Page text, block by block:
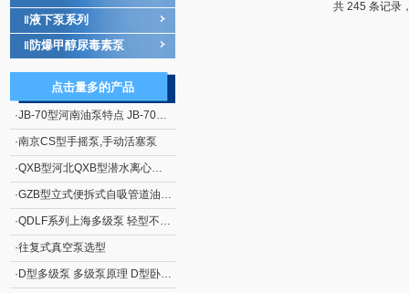
液下泵系列
防爆甲醇尿毒素泵
点击量多的产品
·JB-70型河南油泵特点 JB-70型电动、手摇二用计量加油泵
·南京CS型手摇泵,手动活塞泵
·QXB型河北QXB型潜水离心式曝气机
·GZB型立式便拆式自吸管道油泵GZB型立式自吸泵
·QDLF系列上海多级泵 轻型不锈钢立式多级离心泵
·往复式真空泵选型
· D型多级泵 多级泵原理 D型卧式分段式清水多级泵
共 245 条记录